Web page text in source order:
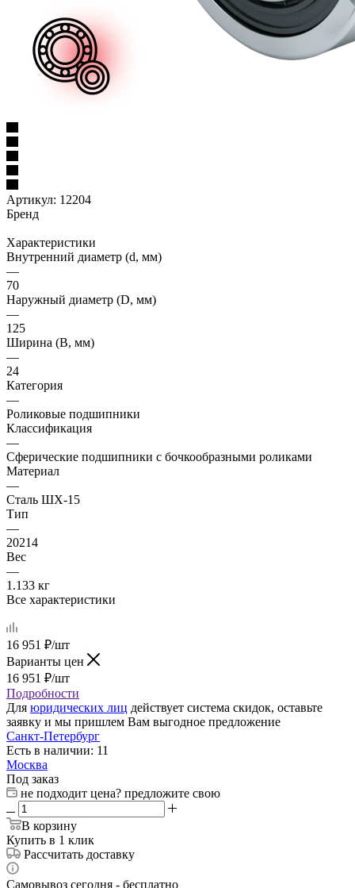
Артикул: 12204
Бренд
Характеристики
Внутренний диаметр (d, мм)
—
70
Наружный диаметр (D, мм)
—
125
Ширина (B, мм)
—
24
Категория
—
Роликовые подшипники
Классификация
—
Сферические подшипники с бочкообразными роликами
Материал
—
Сталь ШХ-15
Тип
—
20214
Вес
—
1.133 кг
Все характеристики
16 951 ₽/шт
Варианты цен
16 951 ₽/шт
Подробности
Для юридических лиц действует система скидок, оставьте
заявку и мы пришлем Вам выгодное предложение
Санкт-Петербург
Есть в наличии: 11
Москва
Под заказ
не подходит цена? предложите свою
В корзину
Купить в 1 клик
Рассчитать доставку
Самовывоз сегодня - бесплатно